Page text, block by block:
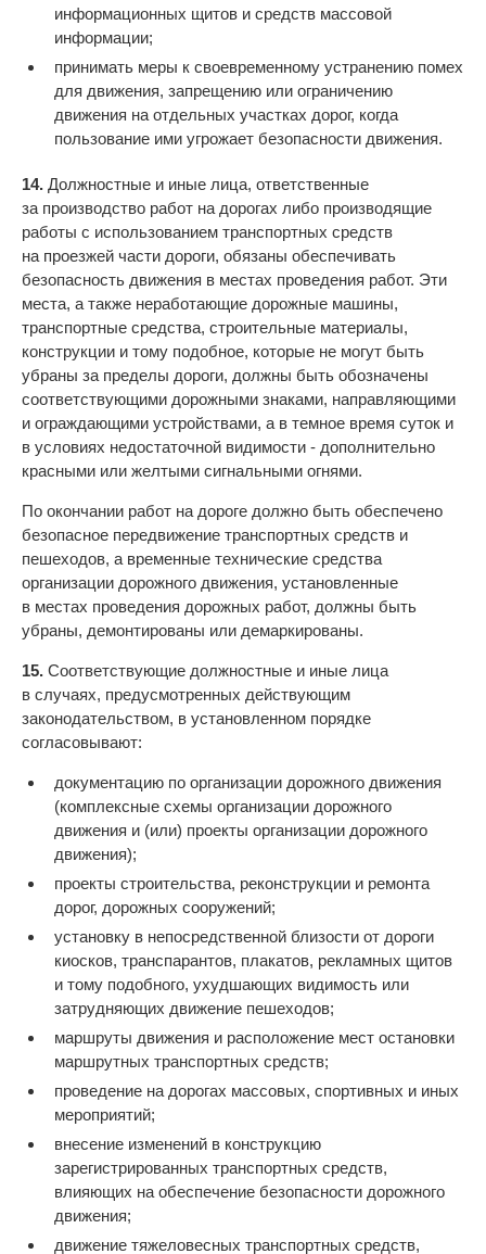
информационных щитов и средств массовой
информации;
принимать меры к своевременному устранению помех
для движения, запрещению или ограничению
движения на отдельных участках дорог, когда
пользование ими угрожает безопасности движения.
14. Должностные и иные лица, ответственные
за производство работ на дорогах либо производящие
работы с использованием транспортных средств
на проезжей части дороги, обязаны обеспечивать
безопасность движения в местах проведения работ. Эти
места, а также неработающие дорожные машины,
транспортные средства, строительные материалы,
конструкции и тому подобное, которые не могут быть
убраны за пределы дороги, должны быть обозначены
соответствующими дорожными знаками, направляющими
и ограждающими устройствами, а в темное время суток и
в условиях недостаточной видимости - дополнительно
красными или желтыми сигнальными огнями.
По окончании работ на дороге должно быть обеспечено
безопасное передвижение транспортных средств и
пешеходов, а временные технические средства
организации дорожного движения, установленные
в местах проведения дорожных работ, должны быть
убраны, демонтированы или демаркированы.
15. Соответствующие должностные и иные лица
в случаях, предусмотренных действующим
законодательством, в установленном порядке
согласовывают:
документацию по организации дорожного движения
(комплексные схемы организации дорожного
движения и (или) проекты организации дорожного
движения);
проекты строительства, реконструкции и ремонта
дорог, дорожных сооружений;
установку в непосредственной близости от дороги
киосков, транспарантов, плакатов, рекламных щитов
и тому подобного, ухудшающих видимость или
затрудняющих движение пешеходов;
маршруты движения и расположение мест остановки
маршрутных транспортных средств;
проведение на дорогах массовых, спортивных и иных
мероприятий;
внесение изменений в конструкцию
зарегистрированных транспортных средств,
влияющих на обеспечение безопасности дорожного
движения;
движение тяжеловесных транспортных средств,